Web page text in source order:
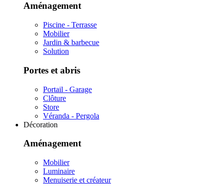
Aménagement
Piscine - Terrasse
Mobilier
Jardin & barbecue
Solution
Portes et abris
Portail - Garage
Clôture
Store
Véranda - Pergola
Décoration
Aménagement
Mobilier
Luminaire
Menuiserie et créateur